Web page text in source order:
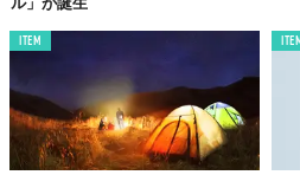
彩りもユニークでありながらも身に
にぴったりの爽やかなラインアップ
オシャレをエシカルに愉しむにはも
いだろうか！
ITEM